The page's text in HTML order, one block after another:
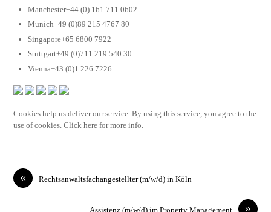
Manchester+44 (0) 161 711 0602
Munich+49 (0)89 215 4767 80
Singapore+65 6800 7922
Stuttgart+49 (0)711 219 540 30
Vienna+43 (0)1 226 7226
Cookies help us deliver our service. By using this service, you agree to the
use of cookies. Click here for more info.
« Rechtsanwaltsfachangestellter (m/w/d) in Köln
»
Assistenz (m/w/d) im Property Management